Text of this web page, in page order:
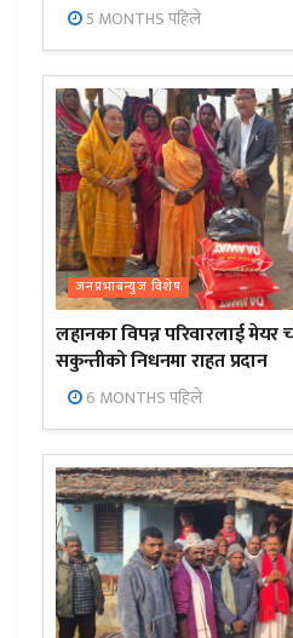
5 MONTHS पहिले
जनप्रभाबन्युज विशेष
लहानका विपन्न परिवारलाई मेयर
सकुन्तीको निधनमा राहत प्रदान
6 MONTHS पहिले